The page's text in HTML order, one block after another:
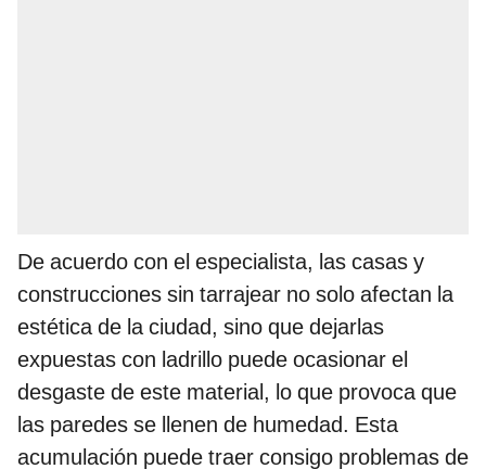
De acuerdo con el especialista, las casas y
construcciones sin tarrajear no solo afectan la
estética de la ciudad, sino que dejarlas
expuestas con ladrillo puede ocasionar el
desgaste de este material, lo que provoca que
las paredes se llenen de humedad. Esta
acumulación puede traer consigo problemas de